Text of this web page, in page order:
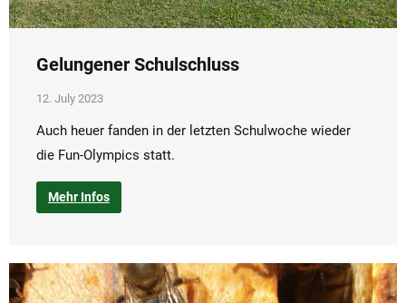
Gelungener Schulschluss
12. July 2023
Auch heuer fanden in der letzten Schulwoche wieder
die Fun-Olympics statt.
Mehr Infos